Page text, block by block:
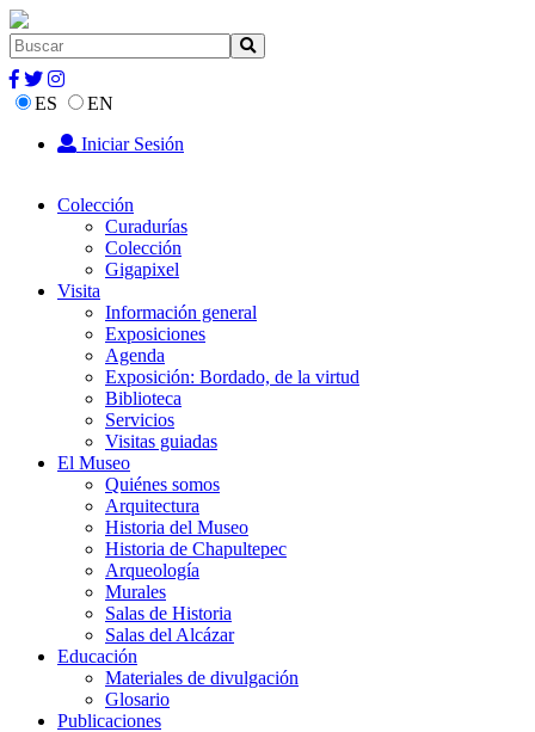
ES
EN
Iniciar Sesión
Colección
Curadurías
Colección
Gigapixel
Visita
Información general
Exposiciones
Agenda
Exposición: Bordado, de la virtud
Biblioteca
Servicios
Visitas guiadas
El Museo
Quiénes somos
Arquitectura
Historia del Museo
Historia de Chapultepec
Arqueología
Murales
Salas de Historia
Salas del Alcázar
Educación
Materiales de divulgación
Glosario
Publicaciones